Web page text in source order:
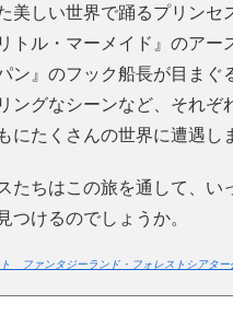
美しい世界で踊るプリンセ
トル・マーメイド』のアー
ン』のフック船長が目まぐ
ングなシーンなど、それぞ
にたくさんの世界に遭遇し
たちはこの旅を通して、い
つけるのでしょうか。
ファンタジーランド・フォレストシアター